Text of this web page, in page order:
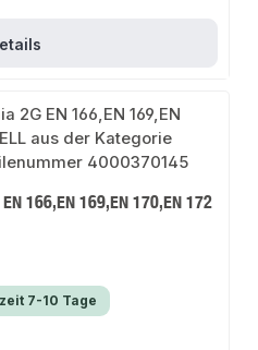
166,EN 169,EN 170,EN 172
7-10 Tage